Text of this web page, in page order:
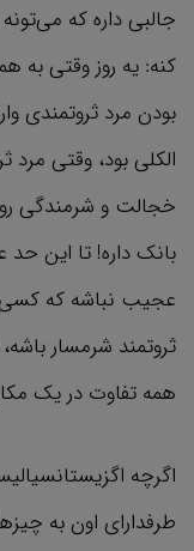
جالبی داره که
کنه: یه روز وقتی به
بودن مرد ثروتمندی
الکلی بود، وقتی مرد
خجالت و شرمندگی رو
بانک داره! تا این
عجیب نباشه که کسی
ثروتمند شرمسار
همه تفاوت در یک
اگرچه
طرفدارای اون به